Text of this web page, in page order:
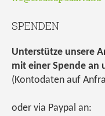
SPENDEN
Unterstütze unsere
mit einer Spende an
(Kontodaten auf
oder via Paypal an: